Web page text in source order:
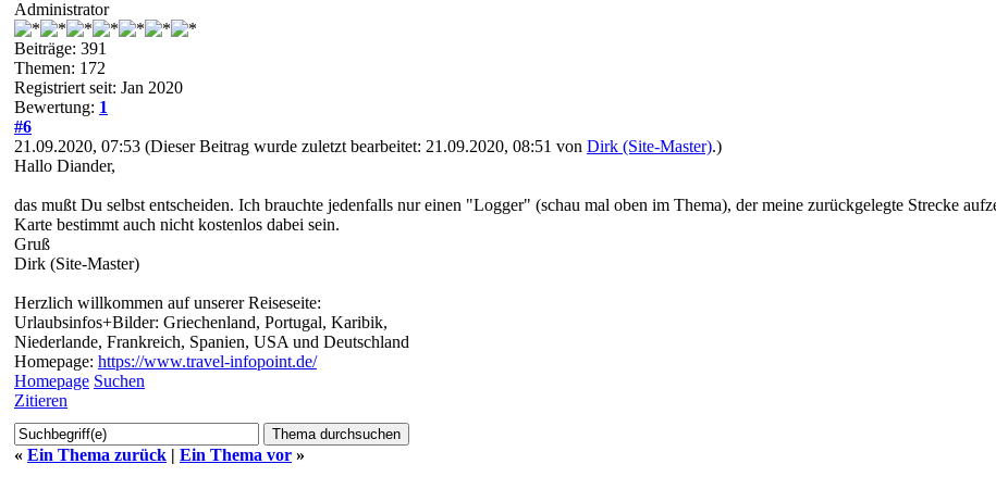
Administrator
Beiträge: 391
Themen: 172
Registriert seit: Jan 2020
Bewertung: 1
#6
21.09.2020, 07:53 (Dieser Beitrag wurde zuletzt bearbeitet: 21.09.2020, 08:51 von Dirk (Site-Master).)
Hallo Diander,
das mußt Du selbst entscheiden. Ich brauchte jedenfalls nur einen "Logger" (schau mal oben im Thema), der meine zurückgelegte Strecke
Karte bestimmt auch nicht kostenlos dabei sein.
Gruß
Dirk (Site-Master)
Herzlich willkommen auf unserer Reiseseite:
Urlaubsinfos+Bilder: Griechenland, Portugal, Karibik,
Niederlande, Frankreich, Spanien, USA und Deutschland
Homepage: https://www.travel-infopoint.de/
Homepage Suchen
Zitieren
« Ein Thema zurück | Ein Thema vor »